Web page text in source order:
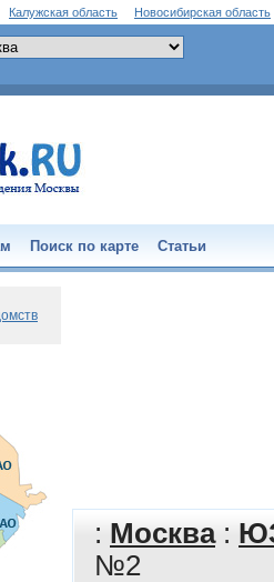
Калужская область Новосибирская область
Поиск по карте Статьи
: Москва:
№2